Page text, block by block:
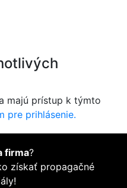
majú prístup k týmto
pre prihlásenie.
firma?
získať propagačné